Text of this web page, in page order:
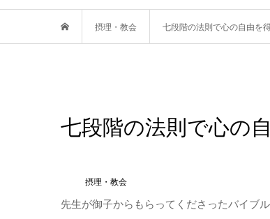
摂理・教会 七段階の法則で心の自由を
七段階の法則で心の
摂理・教会
先生が御子からもらってくださったバイブ